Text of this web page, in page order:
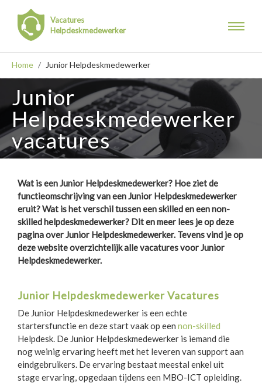
Vacatures
Helpdeskmedewerker
Home / Junior Helpdeskmedewerker
Junior
Helpdeskmedewerker
vacatures
formulier
Wat is een Junior Helpdeskmedewerker? Hoe ziet de
functieomschrijving van een Junior Helpdeskmedewerker
eruit? Wat is het verschil tussen een skilled en een non-
skilled helpdeskmedewerker? Dit en meer lees je op deze
pagina over Junior Helpdeskmedewerker. Tevens vind je op
deze website overzichtelijk alle vacatures voor Junior
Helpdeskmedewerker.
Junior Helpdeskmedewerker Vacatures
De Junior Helpdeskmedewerker is een echte
startersfunctie en deze start vaak op een non-skilled
Helpdesk. De Junior Helpdeskmedewerker is iemand die
nog weinig ervaring heeft met het leveren van support aan
eindgebruikers. De ervaring bestaat meestal enkel uit
stage ervaring, opgedaan tijdens een MBO-ICT opleiding.